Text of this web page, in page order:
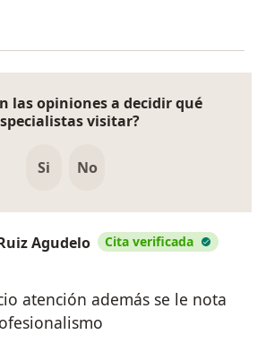
las opiniones a decidir qué
visitar?
Si No
Agudelo Cita verificada
atención además se le nota